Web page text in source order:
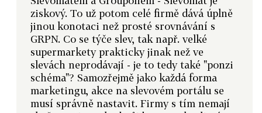
ziskový. To už potom celé firmě dává úplně
jinou konotaci než prosté srovnávání s
GRPN. Co se týče slev, tak např. velké
supermarkety prakticky jinak než ve
slevách neprodávají - je to tedy také "ponzi
schéma"? Samozřejmě jako každá forma
marketingu, akce na slevovém portálu se
musí správně nastavit. Firmy s tím nemají